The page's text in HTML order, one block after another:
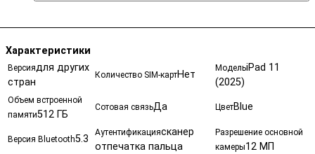
Характеристики
Версиядля других
стран
Количество SIM-картНет
МодельiPad 11
(2025)
Объем встроенной
памяти512 ГБ
Сотовая связьДа ЦветBlue
Версия Bluetooth5.3
Аутентификацияcканер
отпечатка пальца
Разрешение основной
камеры12 МП